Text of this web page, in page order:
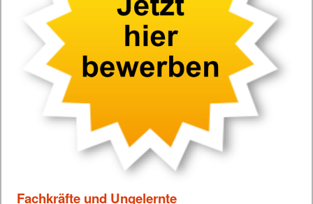
Fachkräfte und Ungelernte